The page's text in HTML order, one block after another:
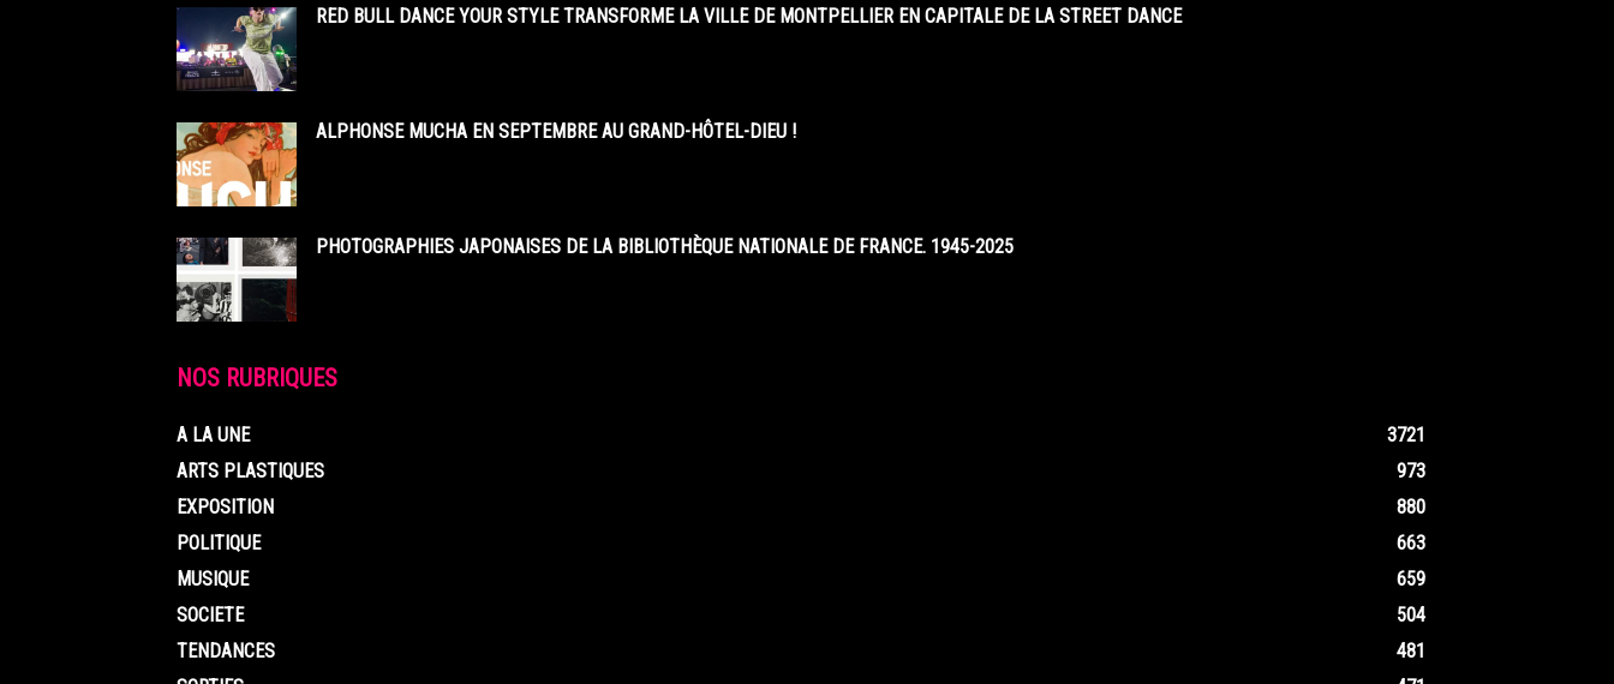
RED BULL DANCE YOUR STYLE TRANSFORME LA VILLE DE MONTPELLIER EN CAPITALE DE LA STREET DANCE
ALPHONSE MUCHA EN SEPTEMBRE AU GRAND-HÔTEL-DIEU !
PHOTOGRAPHIES JAPONAISES DE LA BIBLIOTHÈQUE NATIONALE DE FRANCE. 1945-2025
NOS RUBRIQUES
A LA UNE
3721
ARTS PLASTIQUES
973
EXPOSITION
880
POLITIQUE
663
MUSIQUE
659
SOCIETE
504
TENDANCES
481